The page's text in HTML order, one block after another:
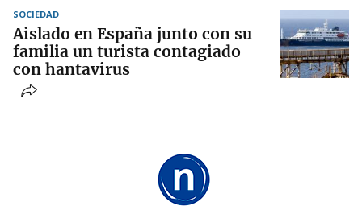
SOCIEDAD
Aislado en España junto con su
familia un turista contagiado
con hantavirus